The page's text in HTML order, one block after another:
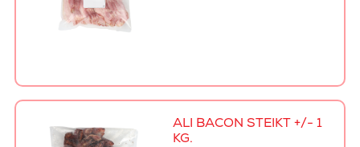
ALI BACON STEIKT +/- 1
KG.